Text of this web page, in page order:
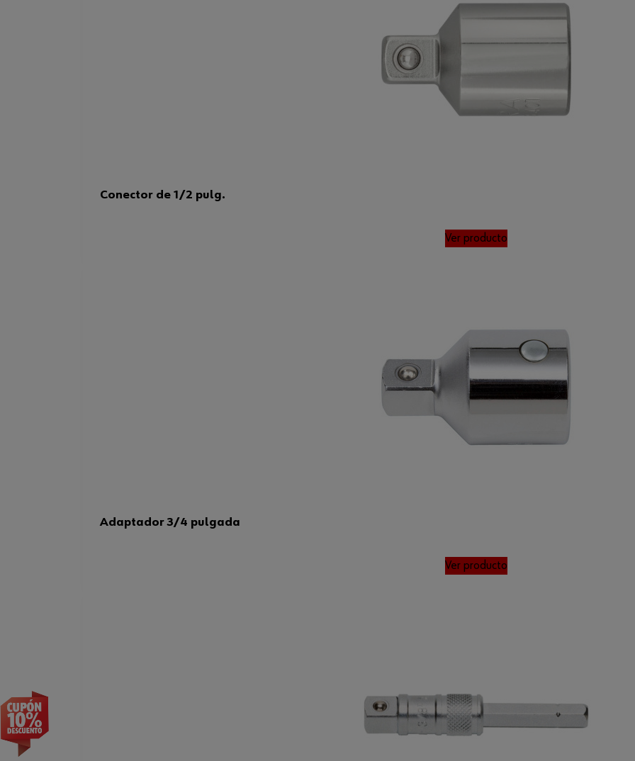
Conector de 1/2 pulg.
Ver producto
Adaptador 3/4 pulgada
Ver producto